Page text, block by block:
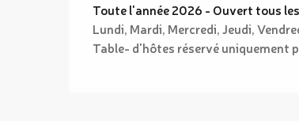
Toute l'année 2026 - Ouvert tous
Lundi, Mardi, Mercredi, Jeudi,
Table- d'hôtes réservé uniquement